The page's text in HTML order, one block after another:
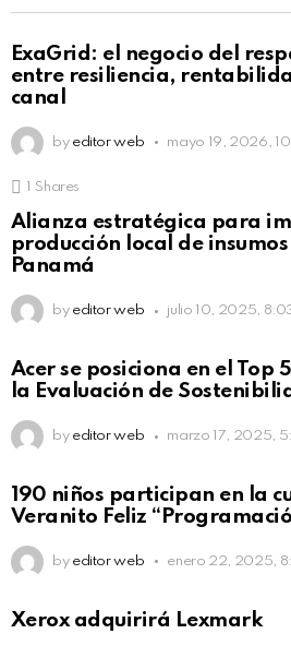
ExaGrid: el negocio del
entre resiliencia,
canal
by editor web mayo 19, 2026,
1 Shares
Alianza estratégica para
producción local de
Panamá
by editor web julio 10, 2025,
Acer se posiciona en el Top
la Evaluación de
by editor web marzo 17, 2025,
190 niños participan en la
Veranito Feliz
by editor web enero 22, 2025,
Xerox adquirirá Lexmark